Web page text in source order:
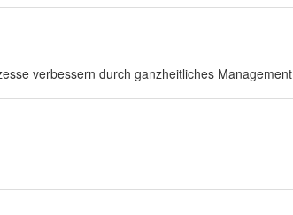
verbessern durch ganzheitliches Management